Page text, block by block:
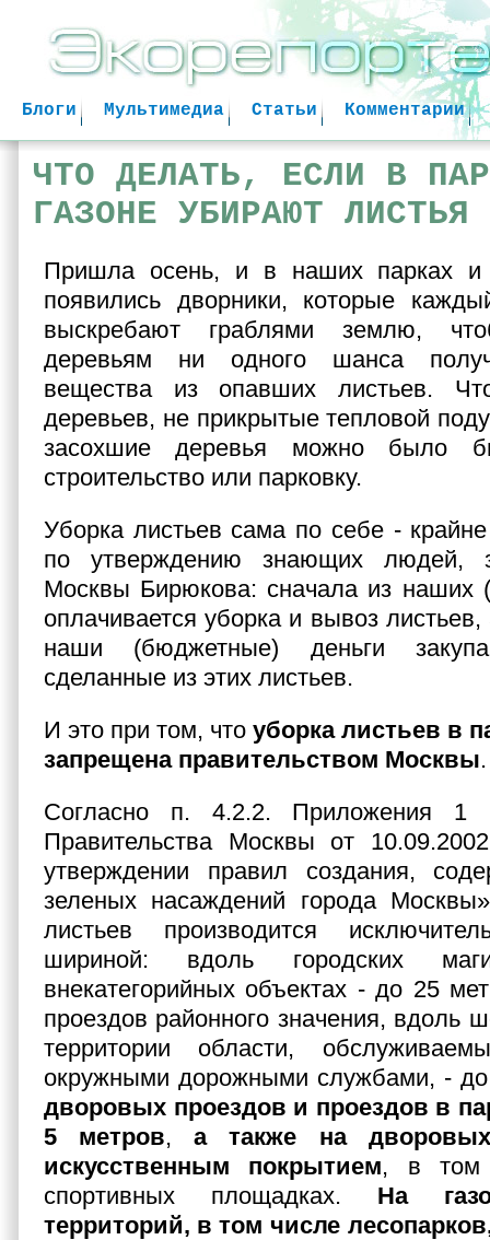
Комментарии
Статьи
Мультимедиа
Блоги
ЧТО ДЕЛАТЬ, ЕСЛИ В
ГАЗОНЕ УБИРАЮТ ЛИСТЬЯ
Пришла осень, и в наших парках и
появились дворники, которые
выскребают граблями землю,
деревьям ни одного шанса
вещества из опавших листьев.
деревьев, не прикрытые тепловой
засохшие деревья можно было
строительство или парковку.
Уборка листьев сама по себе -
по утверждению знающих людей,
Москвы Бирюкова: сначала из наших
оплачивается уборка и вывоз
наши (бюджетные) деньги
сделанные из этих листьев.
И это при том, что уборка листьев в
запрещена правительством Москвы.
Согласно п. 4.2.2. Приложения 1
Правительства Москвы от
утверждении правил создания,
зеленых насаждений города
листьев производится
шириной: вдоль городских
внекатегорийных объектах - до 25
проездов районного значения, вдоль
территории области,
окружными дорожными службами, -
дворовых проездов и проездов в
5 метров,а также на
искусственным покрытием, в том
спортивных площадках. На
территорий, в том числе